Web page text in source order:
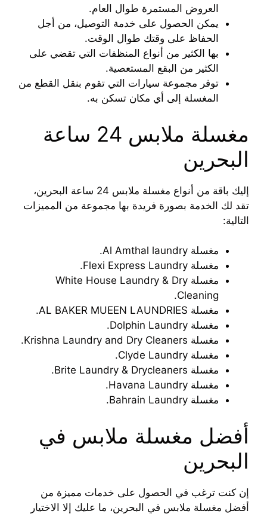
العروض المستمرة طوال العام.
يمكن الحصول على خدمة التوصيل، من أجل
الحفاظ على وقتك طوال الوقت.
بها الكثير من أنواع المنظفات التي تقضي على
الكثير من البقع المستعصية.
توفر مجموعة سيارات التي تقوم بنقل القطع من
المغسلة إلى أي مكان تسكن به.
مغسلة ملابس 24 ساعة
البحرين
إليك باقة من أنواع مغسلة ملابس 24 ساعة البحرين،
تقد لك الخدمة بصورة فريدة بها مجموعة من المميزات
التالية:
مغسلة Al Amthal laundry.
مغسلة Flexi Express Laundry.
مغسلة White House Laundry & Dry
Cleaning.
مغسلة AL BAKER MUEEN LAUNDRIES.
مغسلة Dolphin Laundry.
مغسلة Krishna Laundry and Dry Cleaners.
مغسلة Clyde Laundry.
مغسلة Brite Laundry & Drycleaners.
مغسلة Havana Laundry.
مغسلة Bahrain Laundry.
أفضل مغسلة ملابس في
البحرين
إن كنت ترغب في الحصول على خدمات مميزة من
أفضل مغسلة ملابس في البحرين، ما عليك إلا الاختيار